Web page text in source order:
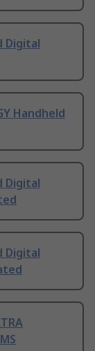
Digital
Handheld
Digital
Digital